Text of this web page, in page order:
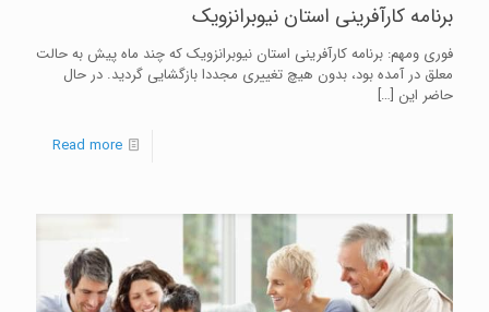
برنامه کارآفرینی استان نیوبرانزویک
فوری و‌مهم: برنامه کارآفرینی استان نیوبرانزویک که چند ماه پیش به حالت
معلق در آمده بود، بدون هیچ تغییری مجددا بازگشایی گردید. در حال
حاضر این […]
Read more